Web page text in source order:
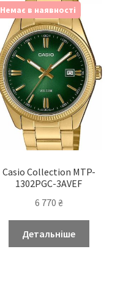
Немає в наявності
Casio Сollection MTP-
1302PGC-3AVEF
6 770 ₴
Детальніше